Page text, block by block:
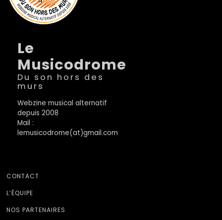
Le
Musicodrome
Du son hors des
murs
Webzine musical alternatif
depuis 2008
Mail :
lemusicodrome(at)gmail.com
CONTACT
L’ÉQUIPE
NOS PARTENAIRES